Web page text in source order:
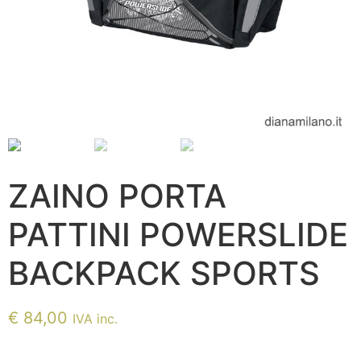
ZAINO PORTA
PATTINI POWERSLIDE
BACKPACK SPORTS
€ 84,00 IVA inc.